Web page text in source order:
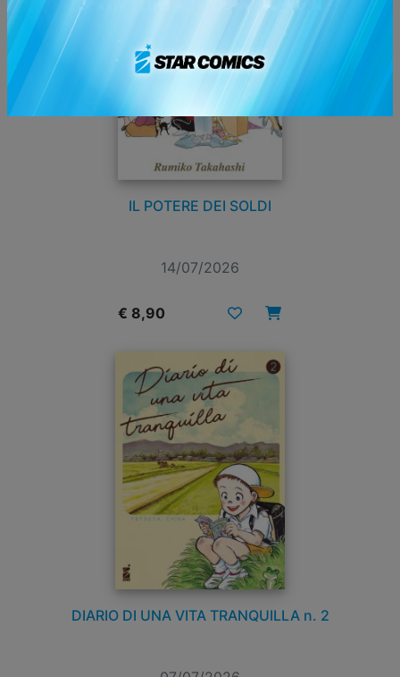
IL POTERE DEI SOLDI
14/07/2026
€ 8,90
DIARIO DI UNA VITA TRANQUILLA n. 2